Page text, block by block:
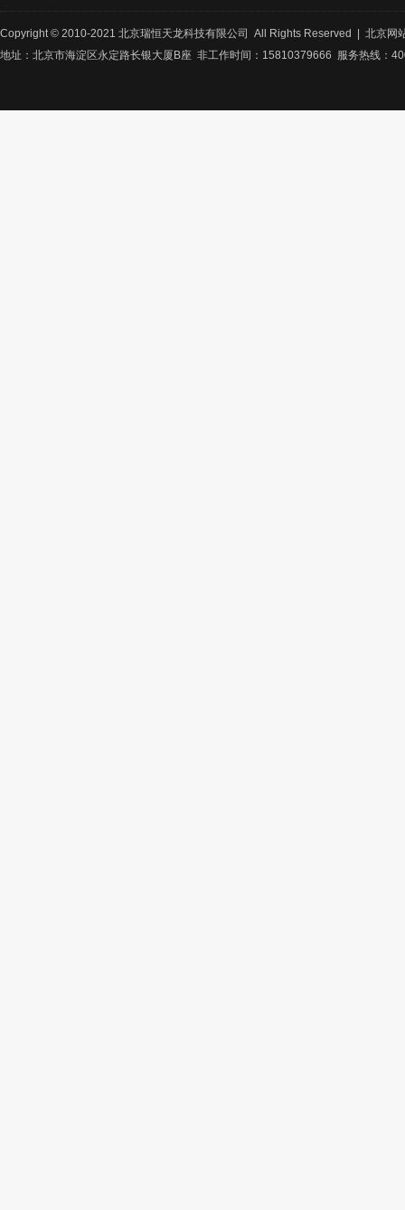
Copyright © 2010-2021 北京瑞恒天龙科技有限公司 All Rights Reserved | 北京网
地址：北京市海淀区永定路长银大厦B座 非工作时间：15810379666 服务热线：